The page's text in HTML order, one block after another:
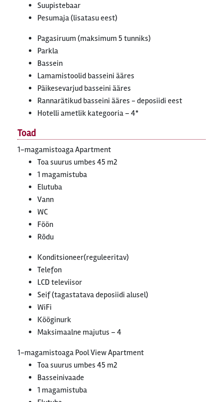
Suupistebaar
Pesumaja (lisatasu eest)
Pagasiruum (maksimum 5 tunniks)
Parkla
Bassein
Lamamistoolid basseini ääres
Päikesevarjud basseini ääres
Rannarätikud basseini ääres - deposiidi eest
Hotelli ametlik kategooria – 4*
Toad
1-magamistoaga Apartment
Toa suurus umbes 45 m2
1 magamistuba
Elutuba
Vann
WC
Föön
Rõdu
Konditsioneer(reguleeritav)
Telefon
LCD televiisor
Seif (tagastatava deposiidi alusel)
WiFi
Kööginurk
Maksimaalne majutus – 4
1-magamistoaga Pool View Apartment
Toa suurus umbes 45 m2
Basseinivaade
1 magamistuba